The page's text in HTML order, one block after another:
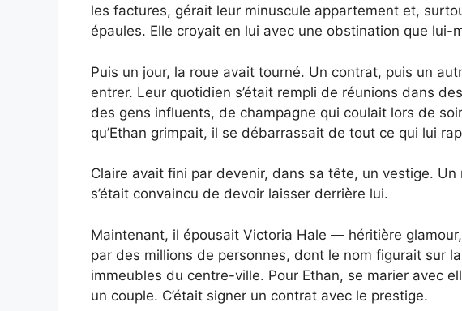
les factures, gérait leur minuscule appartement et,
épaules. Elle croyait en lui avec une obstination que lui-
Puis un jour, la roue avait tourné. Un contrat, puis un
entrer. Leur quotidien s’était rempli de réunions dans
des gens influents, de champagne qui coulait lors de
qu’Ethan grimpait, il se débarrassait de tout ce qui lui
Claire avait fini par devenir, dans sa tête, un vestige. Un
s’était convaincu de devoir laisser derrière lui.
Maintenant, il épousait Victoria Hale — héritière
par des millions de personnes, dont le nom figurait sur
immeubles du centre-ville. Pour Ethan, se marier avec
un couple. C’était signer un contrat avec le prestige.